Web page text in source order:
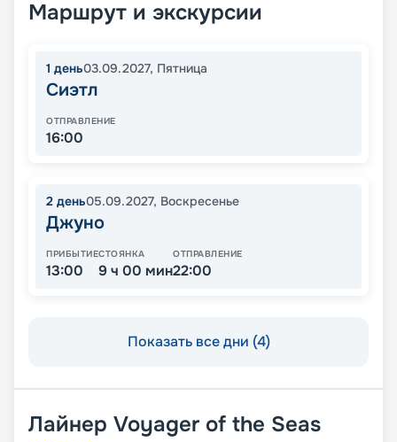
Маршрут и экскурсии
1 день03.09.2027, Пятница
Сиэтл
ОТПРАВЛЕНИЕ
16:00
2 день05.09.2027, Воскресенье
Джуно
ПРИБЫТИЕ
13:00
СТОЯНКА
9 ч 00 мин
ОТПРАВЛЕНИЕ
22:00
Показать все дни (4)
Лайнер Voyager of the Seas